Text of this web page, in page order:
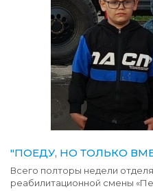
"ПОЕДУ, НО ТОЛЬКО
Всего полторы недели
реабилитационной смены